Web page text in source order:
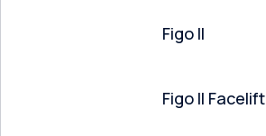
Figo II
Figo II Facelift